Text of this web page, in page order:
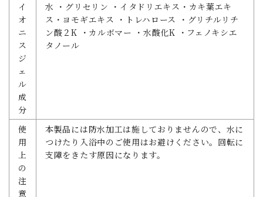
イ
オ
ニ
ス
ジ
ェ
ル
成
分
水 ・グリセリン ・イタドリエキス・カキ葉エキ
ス・ヨモギエキス ・トレハロース ・グリチルリチ
ン酸２K ・カルボマー ・水酸化K ・フェノキシエ
タノール
使
用
上
の
注
意
本製品には防水加工は施しておりませんので、水に
つけたり入浴中のご使用はお避けください。回転に
支障をきたす原因になります。